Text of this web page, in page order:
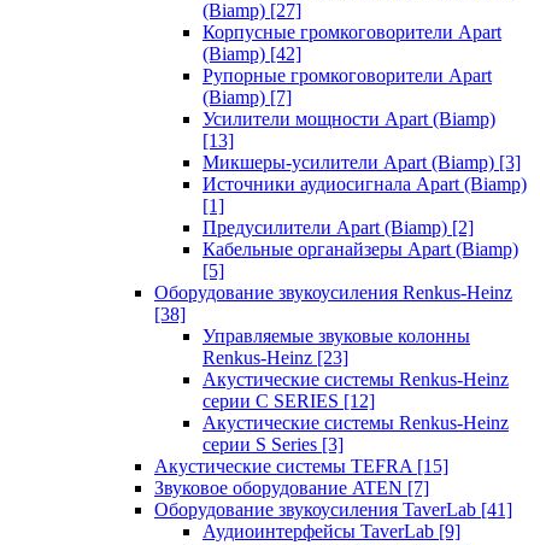
(Biamp) [27]
Корпусные громкоговорители Apart
(Biamp) [42]
Рупорные громкоговорители Apart
(Biamp) [7]
Усилители мощности Apart (Biamp)
[13]
Микшеры-усилители Apart (Biamp) [3]
Источники аудиосигнала Apart (Biamp)
[1]
Предусилители Apart (Biamp) [2]
Кабельные органайзеры Apart (Biamp)
[5]
Оборудование звукоусиления Renkus-Heinz
[38]
Управляемые звуковые колонны
Renkus-Heinz [23]
Акустические системы Renkus-Heinz
серии C SERIES [12]
Акустические системы Renkus-Heinz
серии S Series [3]
Акустические системы TEFRA [15]
Звуковое оборудование ATEN [7]
Оборудование звукоусиления TaverLab [41]
Аудиоинтерфейсы TaverLab [9]